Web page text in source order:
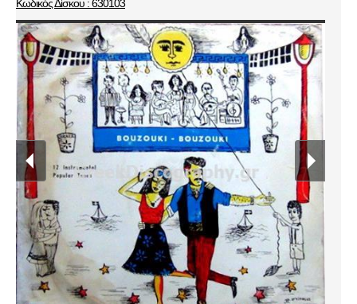
Κωδικός Δίσκου : 630103